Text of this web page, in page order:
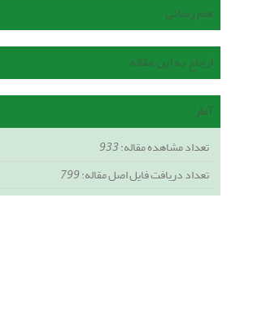
هم رسانی
ارجاع به این مقاله
آمار
تعداد مشاهده مقاله:933
تعداد دریافت فایل اصل مقاله:799